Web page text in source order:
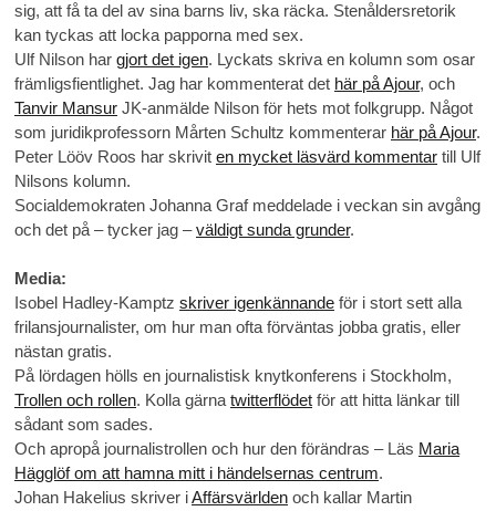
sig, att få ta del av sina barns liv, ska räcka. Stenåldersretorik
kan tyckas att locka papporna med sex.
Ulf Nilson har gjort det igen. Lyckats skriva en kolumn som osar
främligsfientlighet. Jag har kommenterat det här på Ajour, och
Tanvir Mansur JK-anmälde Nilson för hets mot folkgrupp. Något
som juridikprofessorn Mårten Schultz kommenterar här på Ajour.
Peter Lööv Roos har skrivit en mycket läsvärd kommentar till Ulf
Nilsons kolumn.
Socialdemokraten Johanna Graf meddelade i veckan sin avgång
och det på – tycker jag –väldigt sunda grunder.
Media:
Isobel Hadley-Kamptz skriver igenkännande för i stort sett alla
frilansjournalister, om hur man ofta förväntas jobba gratis, eller
nästan gratis.
På lördagen hölls en journalistisk knytkonferens i Stockholm,
Trollen och rollen. Kolla gärna twitterflödet för att hitta länkar till
sådant som sades.
Och apropå journalistrollen och hur den förändras – Läs Maria
Hägglöf om att hamna mitt i händelsernas centrum.
Johan Hakelius skriver iAffärsvärlden och kallar Martin